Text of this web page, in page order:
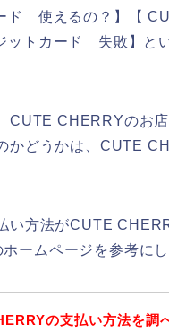
ド 使えるの？】【
ットカード 失敗】と
CUTE CHERRYのお
かどうかは、CUTE
い方法がCUTE
ームページを参考に
の支払い方法を調